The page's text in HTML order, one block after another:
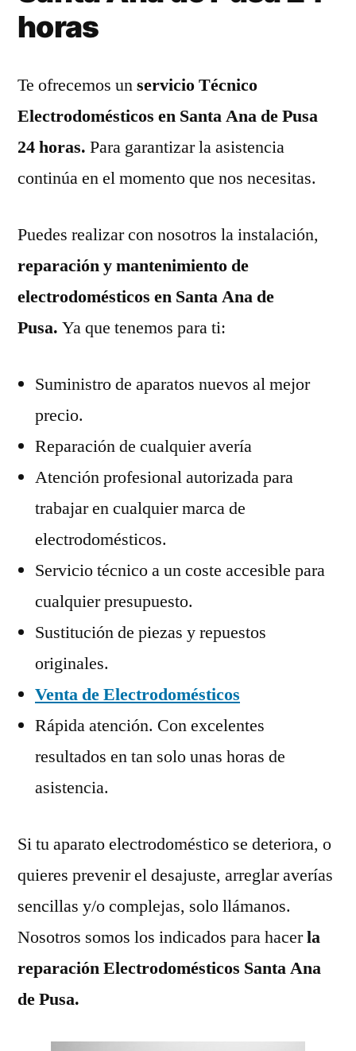
horas
Te ofrecemos unservicio Técnico
Electrodomésticos en Santa Ana de Pusa
24 horas. Para garantizar la asistencia
continúa en el momento que nos necesitas.
Puedes realizar con nosotros la instalación,
reparación y mantenimiento de
electrodomésticos en Santa Ana de
Pusa. Ya que tenemos para ti:
Suministro de aparatos nuevos al mejor
precio.
Reparación de cualquier avería
Atención profesional autorizada para
trabajar en cualquier marca de
electrodomésticos.
Servicio técnico a un coste accesible para
cualquier presupuesto.
Sustitución de piezas y repuestos
originales.
Venta de Electrodomésticos
Rápida atención. Con excelentes
resultados en tan solo unas horas de
asistencia.
Si tu aparato electrodoméstico se deteriora, o
quieres prevenir el desajuste, arreglar averías
sencillas y/o complejas, solo llámanos.
Nosotros somos los indicados para hacerla
reparación Electrodomésticos Santa Ana
de Pusa.